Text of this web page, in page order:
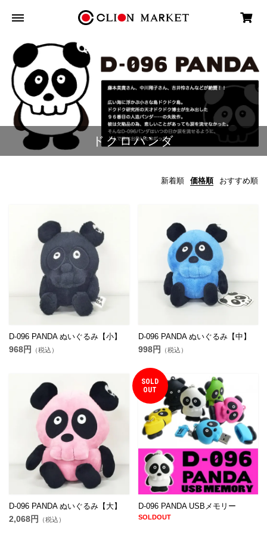
ドクロパンダ
新着順 価格順 おすすめ順
D-096 PANDA ぬいぐるみ【小】
968円 （税込）
D-096 PANDA ぬいぐるみ【中】
998円 （税込）
D-096 PANDA ぬいぐるみ【大】
2,068円 （税込）
SOLD
OUT
D-096 PANDA USBメモリー
SOLDOUT